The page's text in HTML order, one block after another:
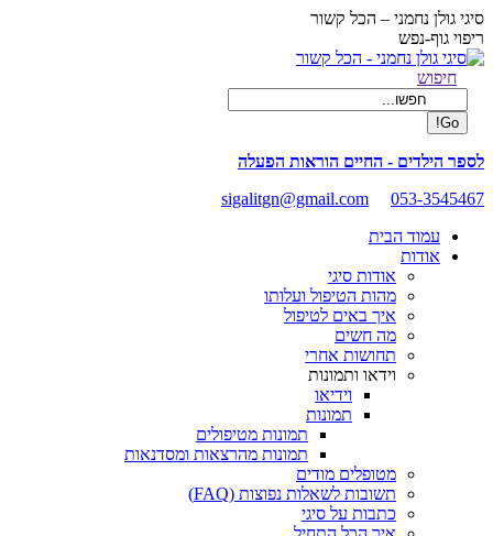
Skip
to
content
סיגי גולן נחמני – הכל קשור
ריפוי גוף-נפש
Facebook
opens
new
window
Search:
חיפוש
לספר הילדים - החיים הוראות הפעלה
sigalitgn@gmail.com
053-3545467
עמוד הבית
אודות
אודות סיגי
מהות הטיפול ועלותו
איך באים לטיפול
מה חשים
תחושות אחרי
וידאו ותמונות
וידיאו
תמונות
תמונות מטיפולים
תמונות מהרצאות ומסדנאות
מטופלים מודים
תשובות לשאלות נפוצות (FAQ)
כתבות על סיגי